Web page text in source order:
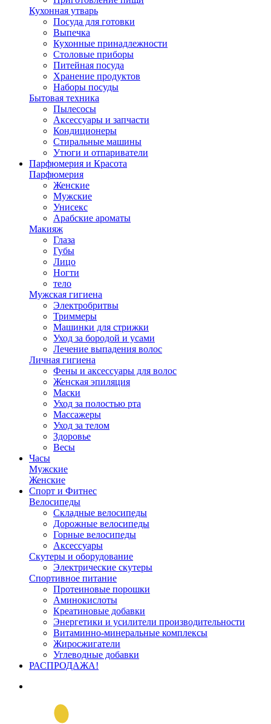
Кухонная утварь
Посуда для готовки
Выпечка
Кухонные принадлежности
Столовые приборы
Питейная посуда
Хранение продуктов
Наборы посуды
Бытовая техника
Пылесосы
Аксессуары и запчасти
Кондиционеры
Стиральные машины
Утюги и отпариватели
Парфюмерия и Красота
Парфюмерия
Женские
Мужские
Унисекс
Арабские ароматы
Макияж
Глаза
Губы
Лицо
Ногти
тело
Мужская гигиена
Электробритвы
Триммеры
Машинки для стрижки
Уход за бородой и усами
Лечение выпадения волос
Личная гигиена
Фены и аксессуары для волос
Женская эпиляция
Маски
Уход за полостью рта
Массажеры
Уход за телом
Здоровье
Весы
Часы
Мужские
Женские
Спорт и Фитнес
Велосипеды
Складные велосипеды
Дорожные велосипеды
Горные велосипеды
Аксессуары
Скутеры и оборудование
Электрические скутеры
Спортивное питание
Протеиновые порошки
Аминокислоты
Креатиновые добавки
Энергетики и усилители производительности
Витаминно-минеральные комплексы
Жиросжигатели
Углеводные добавки
РАСПРОДАЖА!